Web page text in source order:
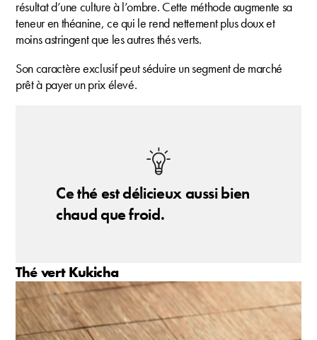
résultat d’une culture à l’ombre. Cette méthode augmente sa
teneur en théanine, ce qui le rend nettement plus doux et
moins astringent que les autres thés verts.
Son caractère exclusif peut séduire un segment de marché
prêt à payer un prix élevé.
Ce thé est délicieux aussi bien
chaud que froid.
Thé vert Kukicha